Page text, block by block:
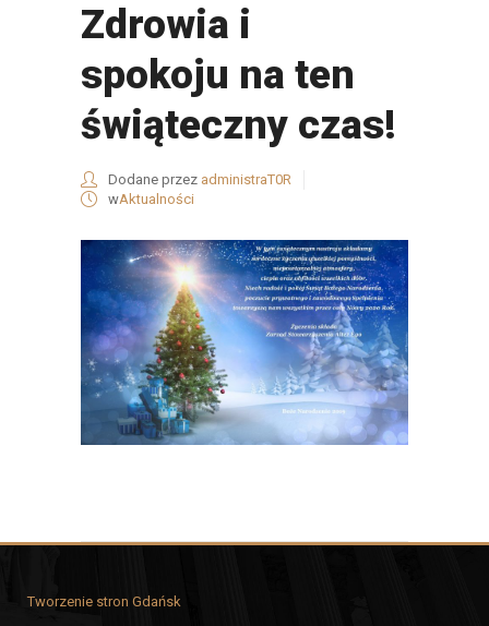
Zdrowia i
spokoju na ten
świąteczny czas!
Dodane przez administraT0R
wAktualności
Tworzenie stron Gdańsk